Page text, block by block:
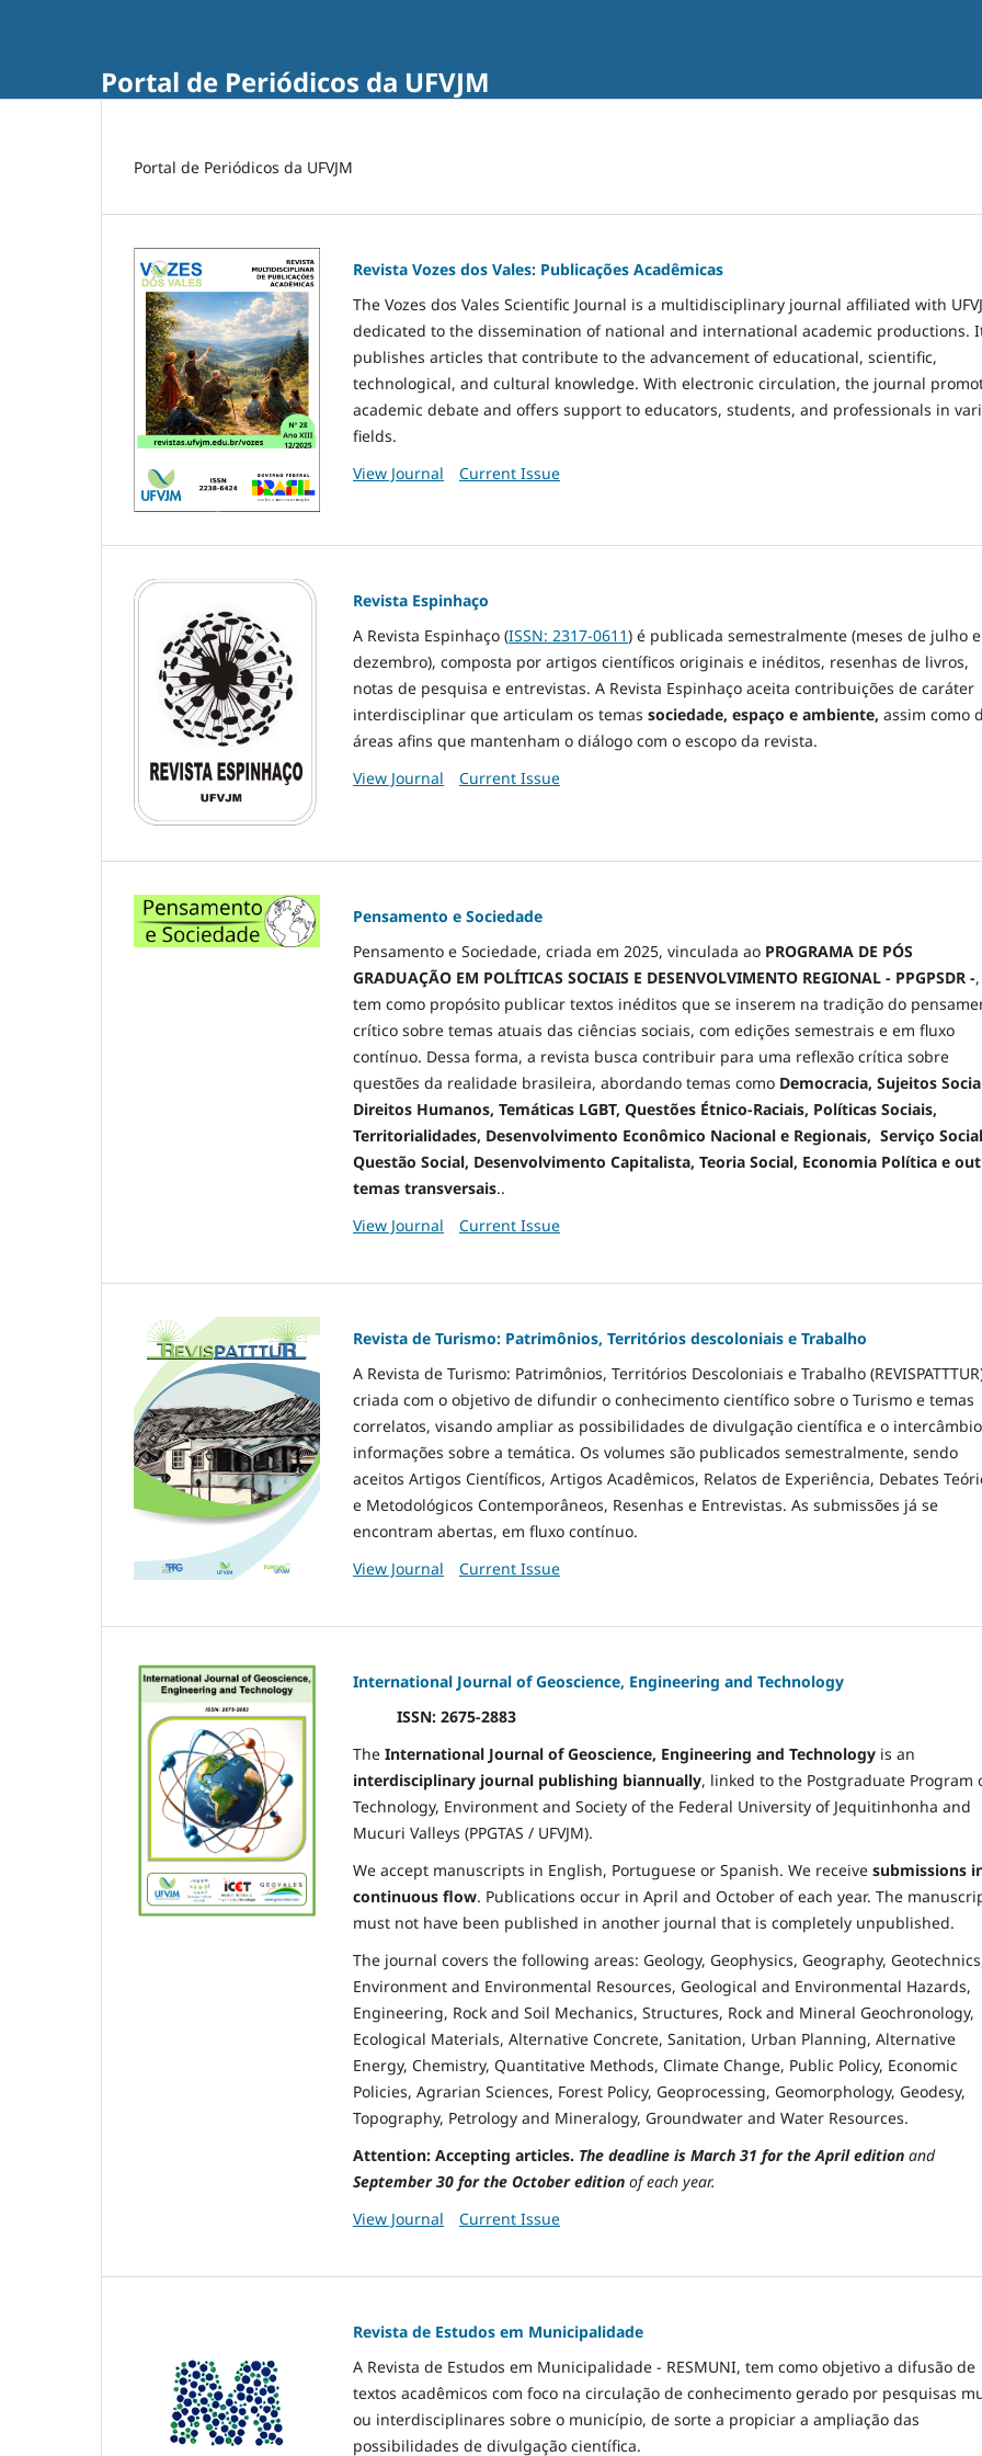
Portal de Periódicos da UFVJM
Portal de Periódicos da UFVJM
Revista Vozes dos Vales: Publicações Acadêmicas
The Vozes dos Vales Scientific Journal is a multidisciplinary journal affiliated with
dedicated to the dissemination of national and international academic productions.
publishes articles that contribute to the advancement of educational, scientific,
technological, and cultural knowledge. With electronic circulation, the journal
academic debate and offers support to educators, students, and professionals in
fields.
View Journal
Current Issue
Revista Espinhaço
A Revista Espinhaço (ISSN: 2317-0611) é publicada semestralmente (meses de julho e
dezembro), composta por artigos científicos originais e inéditos, resenhas de livros,
notas de pesquisa e entrevistas. A Revista Espinhaço aceita contribuições de caráter
interdisciplinar que articulam os temas sociedade, espaço e ambiente, assim como
áreas afins que mantenham o diálogo com o escopo da revista.
View Journal
Current Issue
Pensamento e Sociedade
Pensamento e Sociedade, criada em 2025, vinculada ao PROGRAMA DE PÓS
GRADUAÇÃO EM POLÍTICAS SOCIAIS E DESENVOLVIMENTO REGIONAL - PPGPSDR -,
tem como propósito publicar textos inéditos que se inserem na tradição do
crítico sobre temas atuais das ciências sociais, com edições semestrais e em fluxo
contínuo. Dessa forma, a revista busca contribuir para uma reflexão crítica sobre
questões da realidade brasileira, abordando temas como Democracia, Sujeitos
Direitos Humanos, Temáticas LGBT, Questões Étnico-Raciais, Políticas Sociais,
Territorialidades, Desenvolvimento Econômico Nacional e Regionais, Serviço
Questão Social, Desenvolvimento Capitalista, Teoria Social, Economia Política e
temas transversais..
View Journal
Current Issue
Revista de Turismo: Patrimônios, Territórios descoloniais e Trabalho
A Revista de Turismo: Patrimônios, Territórios Descoloniais e Trabalho
criada com o objetivo de difundir o conhecimento científico sobre o Turismo e temas
correlatos, visando ampliar as possibilidades de divulgação científica e o
informações sobre a temática. Os volumes são publicados semestralmente, sendo
aceitos Artigos Científicos, Artigos Acadêmicos, Relatos de Experiência, Debates
e Metodológicos Contemporâneos, Resenhas e Entrevistas. As submissões já se
encontram abertas, em fluxo contínuo.
View Journal
Current Issue
International Journal of Geoscience, Engineering and Technology
ISSN: 2675-2883
The International Journal of Geoscience, Engineering and Technology is an
interdisciplinary journal publishing biannually, linked to the Postgraduate Program
Technology, Environment and Society of the Federal University of Jequitinhonha and
Mucuri Valleys (PPGTAS / UFVJM).
We accept manuscripts in English, Portuguese or Spanish. We receive submissions
continuous flow. Publications occur in April and October of each year. The
must not have been published in another journal that is completely unpublished.
The journal covers the following areas: Geology, Geophysics, Geography,
Environment and Environmental Resources, Geological and Environmental Hazards,
Engineering, Rock and Soil Mechanics, Structures, Rock and Mineral Geochronology,
Ecological Materials, Alternative Concrete, Sanitation, Urban Planning, Alternative
Energy, Chemistry, Quantitative Methods, Climate Change, Public Policy, Economic
Policies, Agrarian Sciences, Forest Policy, Geoprocessing, Geomorphology, Geodesy,
Topography, Petrology and Mineralogy, Groundwater and Water Resources.
Attention: Accepting articles. The deadline is March 31 for the April edition and
September 30 for the October edition of each year.
View Journal
Current Issue
Revista de Estudos em Municipalidade
A Revista de Estudos em Municipalidade - RESMUNI, tem como objetivo a difusão de
textos acadêmicos com foco na circulação de conhecimento gerado por pesquisas
ou interdisciplinares sobre o município, de sorte a propiciar a ampliação das
possibilidades de divulgação científica.